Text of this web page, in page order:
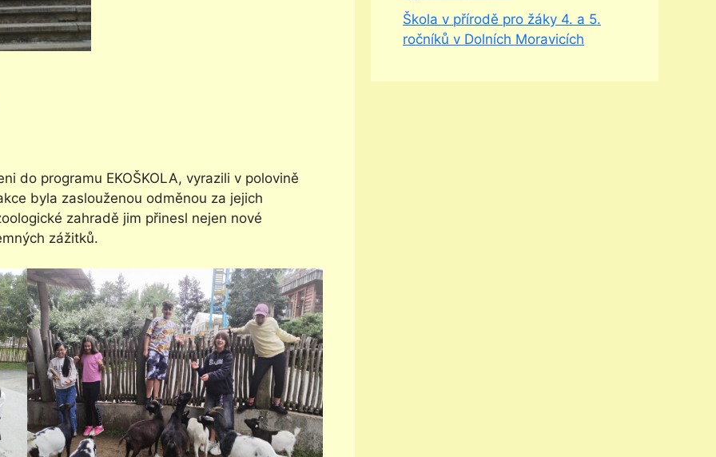
do programu EKOŠKOLA, vyrazili v polovině
byla zaslouženou odměnou za jejich
zahradě jim přinesl nejen nové
zážitků.
Škola v přírodě pro žáky 4. a 5.
ročníků v Dolních Moravicích